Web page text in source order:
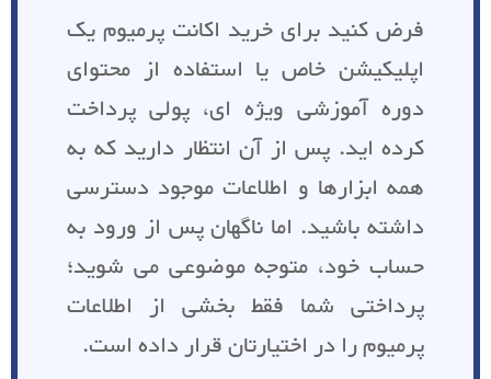
فرض کنید برای خرید اکانت پرمیوم یک
اپلیکیشن خاص یا استفاده از محتوای
دوره آموزشی ویژه ای، پولی پرداخت
کرده اید. پس از آن انتظار دارید که به
همه ابزارها و اطلاعات موجود دسترسی
داشته باشید. اما ناگهان پس از ورود به
حساب خود، متوجه موضوعی می شوید؛
پرداختی شما فقط بخشی از اطلاعات
پرمیوم را در اختیارتان قرار داده است.